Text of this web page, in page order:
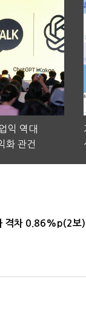
익 역대
화 관건
격차 0.86%p(2보)